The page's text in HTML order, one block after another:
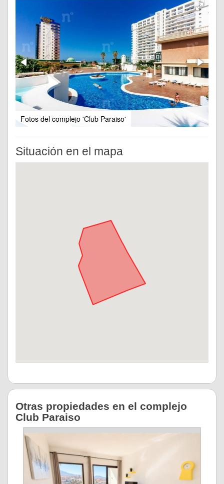
Fotos del complejo 'Club Paraiso'
Situación en el mapa
Otras propiedades en el complejo
Club Paraiso